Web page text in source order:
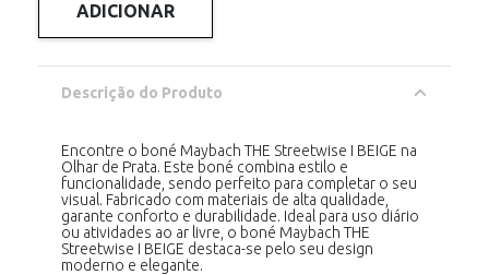
Quantidade
de
Cap
THE
Streetwise
ADICIONAR
Descrição do Produto
Encontre o boné Maybach THE Streetwise I BEIGE na
Olhar de Prata. Este boné combina estilo e
funcionalidade, sendo perfeito para completar o seu
visual. Fabricado com materiais de alta qualidade,
garante conforto e durabilidade. Ideal para uso diário
ou atividades ao ar livre, o boné Maybach THE
Streetwise I BEIGE destaca-se pelo seu design
moderno e elegante.